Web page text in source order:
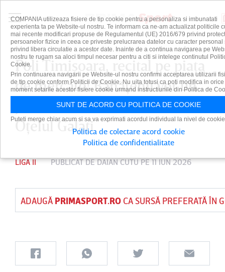
Poli Timişoara, recital pe piaţa
de mercato! Bănăţenii vor un
jucător de bază al celor de la
Oţelul Galaţi
LIGA II PUBLICAT DEDAIAN CUTUPE 11 IUN 2026
ADAUGĂ PRIMASPORT.ROCA SURSĂ PREFERATĂ ÎN
COMPANIA utilizeaza fisiere de tip cookie pentru a personaliza si imbunatati
experienta ta pe Website-ul nostru. Te informam ca ne-am actualizat politicile
mai recente modificari propuse de Regulamentul (UE) 2016/679 privind
persoanelor fizice in ceea ce priveste prelucrarea datelor cu caracter personal
privind libera circulatie a acestor date. Inainte de a continua navigarea pe
nostru te rugam sa aloci timpul necesar pentru a citi si intelege continutul
Cookie.
Prin continuarea navigarii pe Website-ul nostru confirmi acceptarea utilizarii
de tip cookie conform Politicii de Cookie. Nu uita totusi ca poti modifica in orice
moment setarile acestor fisiere cookie urmand instructiunile din Politica de
SUNT DE ACORD CU POLITICA DE COOKIE
Puteti merge chiar acum si sa va exprimati acordul individual la nivel de
Politica de colectare acord cookie
Politica de confidentialitate